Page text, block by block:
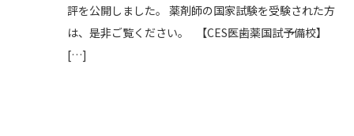
評を公開しました。 薬剤師の国家試験を受験された方
は、是非ご覧ください。 【CES医歯薬国試予備校】
[…]